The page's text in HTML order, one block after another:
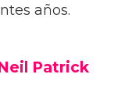
años.
Patrick